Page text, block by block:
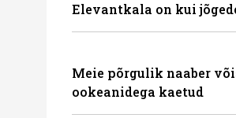
Elevantkala on kui
Meie põrgulik naaber
ookeanidega kaetud